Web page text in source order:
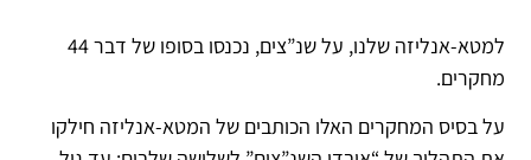
למטא-אנליזה שלנו, על שנ”צים, נכנסו בסופו של דבר 44
מחקרים.
על בסיס המחקרים האלו הכותבים של המטא-אנליזה חילקו